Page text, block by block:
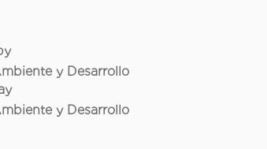
y Desarrollo
y Desarrollo